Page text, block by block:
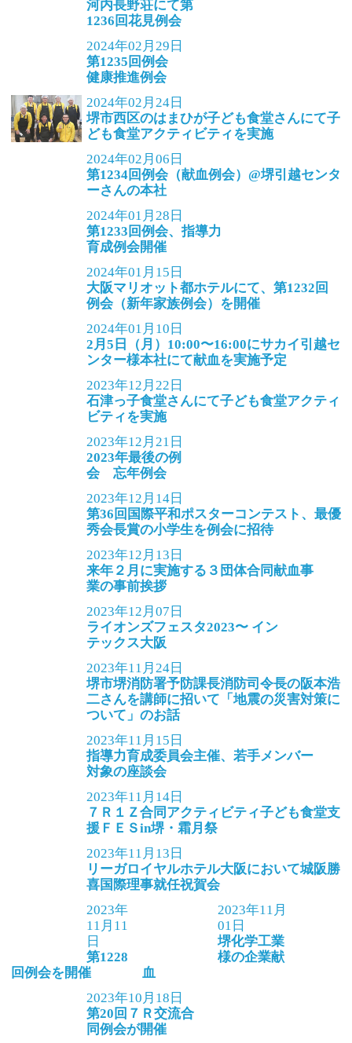
河内長野荘にて第
1236回花見例会
2024年02月29日
第1235回例会
健康推進例会
2024年02月24日
堺市西区のはまひが子ども食堂さんにて子
ども食堂アクティビティを実施
2024年02月06日
第1234回例会（献血例会）@堺引越センタ
ーさんの本社
2024年01月28日
第1233回例会、指導力
育成例会開催
2024年01月15日
大阪マリオット都ホテルにて、第1232回
例会（新年家族例会）を開催
2024年01月10日
2月5日（月）10:00〜16:00にサカイ引越セ
ンター様本社にて献血を実施予定
2023年12月22日
石津っ子食堂さんにて子ども食堂アクティ
ビティを実施
2023年12月21日
2023年最後の例
会 忘年例会
2023年12月14日
第36回国際平和ポスターコンテスト、最優
秀会長賞の小学生を例会に招待
2023年12月13日
来年２月に実施する３団体合同献血事
業の事前挨拶
2023年12月07日
ライオンズフェスタ2023〜 イン
テックス大阪
2023年11月24日
堺市堺消防署予防課長消防司令長の阪本浩
二さんを講師に招いて「地震の災害対策に
ついて」のお話
2023年11月15日
指導力育成委員会主催、若手メンバー
対象の座談会
2023年11月14日
７Ｒ１Ｚ合同アクティビティ子ども食堂支
援ＦＥＳin堺・霜月祭
2023年11月13日
リーガロイヤルホテル大阪において城阪勝
喜国際理事就任祝賀会
2023年
11月11
日
第1228
回例会を開催
2023年11月
01日
堺化学工業
様の企業献
血
2023年10月18日
第20回７Ｒ交流合
同例会が開催